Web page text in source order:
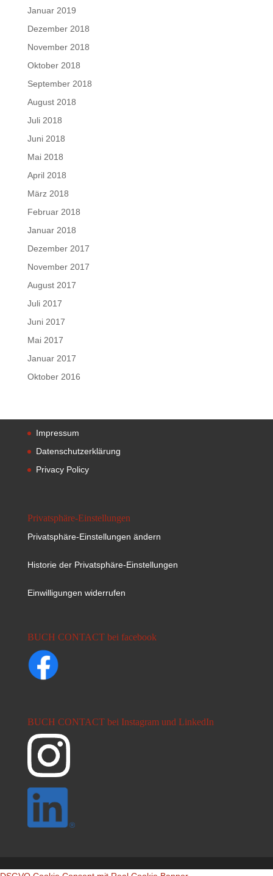
Januar 2019
Dezember 2018
November 2018
Oktober 2018
September 2018
August 2018
Juli 2018
Juni 2018
Mai 2018
April 2018
März 2018
Februar 2018
Januar 2018
Dezember 2017
November 2017
August 2017
Juli 2017
Juni 2017
Mai 2017
Januar 2017
Oktober 2016
Impressum
Datenschutzerklärung
Privacy Policy
Privatsphäre-Einstellungen
Privatsphäre-Einstellungen ändern
Historie der Privatsphäre-Einstellungen
Einwilligungen widerrufen
BUCH CONTACT bei facebook
BUCH CONTACT bei Instagram und LinkedIn